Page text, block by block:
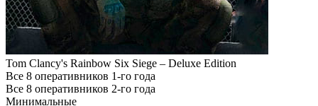
Tom Clancy's Rainbow Six Siege – Deluxe Edition
Все 8 оперативников 1-го года
Все 8 оперативников 2-го года
Минимальные